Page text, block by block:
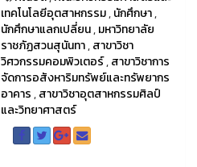
เทคโนโลยีอุตสาหกรรม,นักศึกษา,
นักศึกษาแลกเปลี่ยน,มหาวิทยาลัย
ราชภัฏสวนสุนันทา,สาขาวิชา
วิศวกรรมคอมพิวเตอร์,สาขาวิชาการ
จัดการอสังหาริมทรัพย์และทรัพยากร
อาคาร,สาขาวิชาอุตสาหกรรมศิลป์
และวิทยาศาสตร์